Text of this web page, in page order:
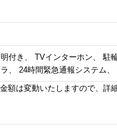
付き、 TVインターホン、 駐
、 24時間緊急通報システム
は変動いたしますので、詳